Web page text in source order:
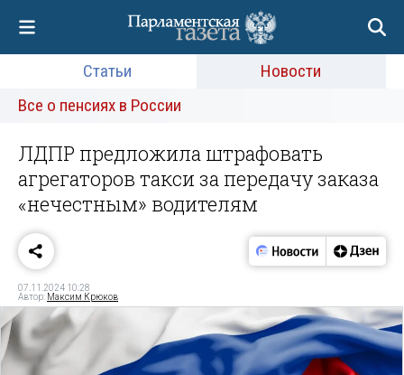
Статьи
Новости
Все о пенсиях в России
ЛДПР предложила штрафовать
агрегаторов такси за передачу заказа
«нечестным» водителям
07.11.2024 10:28
Автор: Максим Крюков